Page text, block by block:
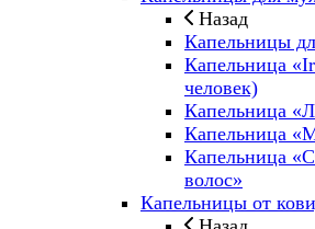
Назад
Капельницы
Капельница
человек)
Капельница
Капельница
Капельница
волос»
Капельницы от